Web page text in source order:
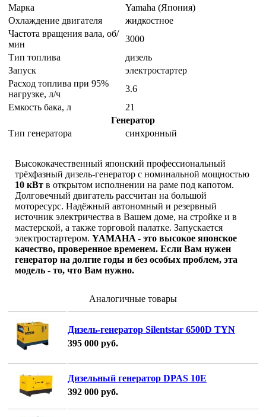
Марка
Yamaha (Япония)
Охлаждение двигателя
жидкостное
Частота вращения вала, об/
мин
3000
Тип топлива
дизель
Запуск
электростартер
Расход топлива при 95%
нагрузке, л/ч
3.6
Емкость бака, л
21
Генератор
Тип генератора
синхронный
Высококачественный японский профессиональный
трёхфазный дизель-генератор с номинальной мощностью
10 кВт в открытом исполнении на раме под капотом.
Долговечный двигатель рассчитан на большой
моторесурс. Надёжный автономный и резервный
источник электричества в Вашем доме, на стройке и в
мастерской, а также торговой палатке. Запускается
электростартером. YAMAHA - это высокое японское
качество, проверенное временем. Если Вам нужен
генератор на долгие годы и без особых проблем, эта
модель - то, что Вам нужно.
Аналогичные товары
Дизель-генератор Silentstar 6500D TYN
395 000 руб.
Дизельный генератор DPAS 10E
392 000 руб.